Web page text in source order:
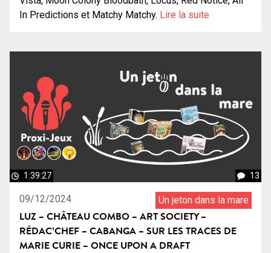
In Predictions et Matchy Matchy. Lire la suite
1:39:27 13
09/12/2024 Un jeton dans la mare
LUZ – CHÂTEAU COMBO – ART SOCIETY –
RÉDAC’CHEF – CABANGA – SUR LES TRACES DE
MARIE CURIE – ONCE UPON A DRAFT